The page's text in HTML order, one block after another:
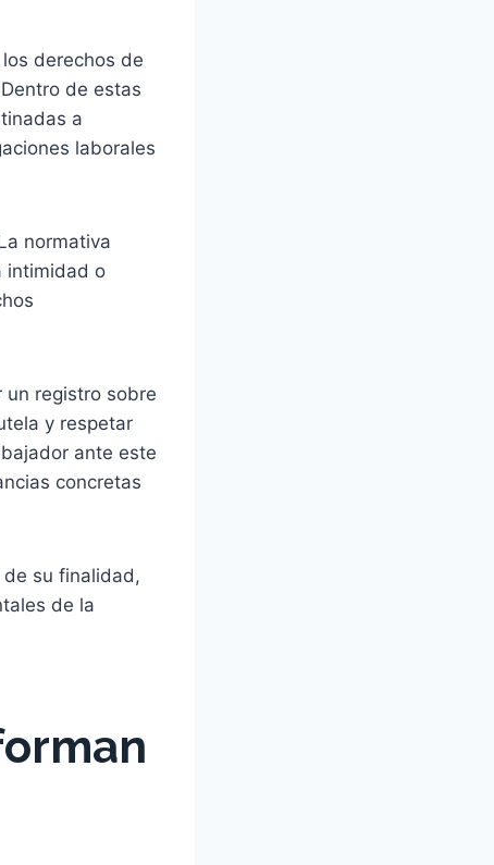
derechos de
de estas
a
laborales
normativa
intimidad o
un registro sobre
y respetar
ante este
concretas
su finalidad,
de la